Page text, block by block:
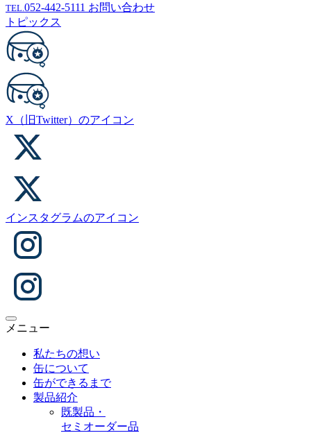
TEL. 052-442-5111 お問い合わせ
トピックス
X（旧Twitter）のアイコン
インスタグラムのアイコン
メニュー
私たちの想い
缶について
缶ができるまで
製品紹介
既製品・
セミオーダー品